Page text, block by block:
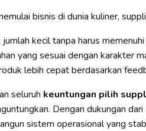
bisnis di dunia kuliner,
kecil tanpa harus
yang sesuai dengan karakter
lebih cepat berdasarkan
seluruh keuntungan pilih
Dengan dukungan
sistem operasional yang